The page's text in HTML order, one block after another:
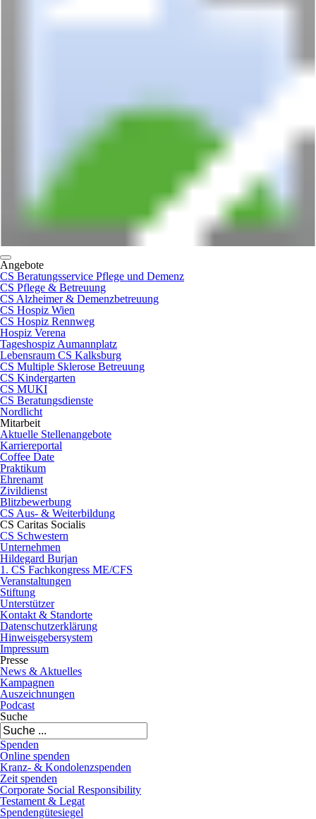
Angebote
CS Beratungsservice Pflege und Demenz
CS Pflege & Betreuung
CS Alzheimer & Demenzbetreuung
CS Hospiz Wien
CS Hospiz Rennweg
Hospiz Verena
Tageshospiz Aumannplatz
Lebensraum CS Kalksburg
CS Multiple Sklerose Betreuung
CS Kindergarten
CS MUKI
CS Beratungsdienste
Nordlicht
Mitarbeit
Aktuelle Stellenangebote
Karriereportal
Coffee Date
Praktikum
Ehrenamt
Zivildienst
Blitzbewerbung
CS Aus- & Weiterbildung
CS Caritas Socialis
CS Schwestern
Unternehmen
Hildegard Burjan
1. CS Fachkongress ME/CFS
Veranstaltungen
Stiftung
Unterstützer
Kontakt & Standorte
Datenschutzerklärung
Hinweisgebersystem
Impressum
Presse
News & Aktuelles
Kampagnen
Auszeichnungen
Podcast
Suche
Spenden
Online spenden
Kranz- & Kondolenzspenden
Zeit spenden
Corporate Social Responsibility
Testament & Legat
Spendengütesiegel